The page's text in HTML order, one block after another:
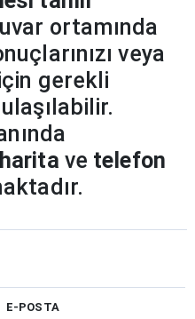
ortamında
veya
gerekli
ve telefon
E-POSTA